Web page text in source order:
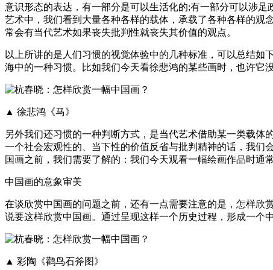
意识形态的表达，有一部分是可以生活化的;有一部分可以涉
艺术中，我们看到大量各种各样的载体，承载了各种各样的
常会有当代艺术如果丧失批判性就丧失其价值的观点。
以上所讲的是人们习惯的视觉体验中的几种标准，可以总结
海中的一种习惯。比如我们今天看徐悲鸿的某些画时，也许它
▲ 徐悲鸿《马》
另外我们还习惯的一种判断方式，是当代艺术借助某一类载
一个社会宏观性的、当下性的价值反省与批判精神的话，我们
国画之前，我们需要了解的：我们今天观看一幅绘画作品时通
中国画的意象审美
在谈欣赏中国画的问题之前，还有一点需要注意的是，怎样欣
说要这样欣赏中国画。通过呈现这样一个历史过程，形成一个
▲ 彩陶《鹳鸟石斧图》